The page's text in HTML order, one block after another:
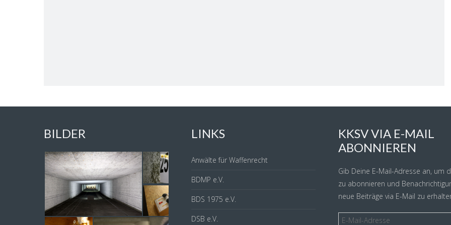
BILDER LINKS
Anwälte für Waffenrecht
BDMP e.V.
BDS 1975 e.V.
DSB e.V.
KKSV VIA E-MAIL
ABONNIEREN
Gib Deine E-Mail-Adresse an, um
zu abonnieren und
neue Beiträge via E-Mail zu
E-